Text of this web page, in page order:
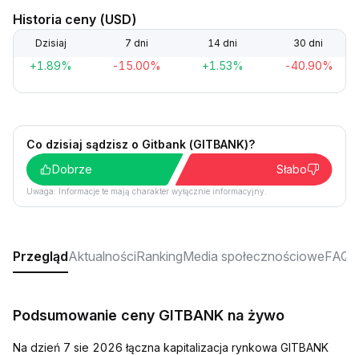
Historia ceny (USD)
Dzisiaj 7 dni 14 dni 30 dni
+1.89% -15.00% +1.53% -40.90%
Co dzisiaj sądzisz o Gitbank (GITBANK)?
Dobrze
Słabo
Uwaga: Informacje te mają charakter wyłącznie informacyjny.
PrzeglądAktualnościRankingMedia społecznościoweFAQ
Podsumowanie ceny GITBANK na żywo
Na dzień 7 sie 2026 łączna kapitalizacja rynkowa GITBANK